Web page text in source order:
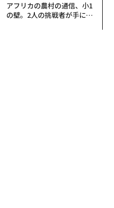
アフリカの農村の通信、小1
の壁。2人の挑戦者が手にし